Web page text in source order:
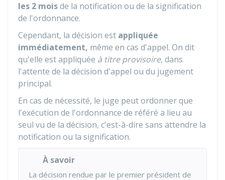
les 2 moisde la notification ou de la signification
de l'ordonnance.
Cependant, la décision est appliquée
immédiatement, même en cas d'appel. On dit
qu'elle est appliquée à titre provisoire, dans
l'attente de la décision d'appel ou du jugement
principal.
En cas de nécessité, le juge peut ordonner que
l'exécution de l'ordonnance de référé a lieu au
seul vu de la décision, c'est-à-dire sans attendre la
notification ou la signification.
À savoir
La décision rendue par le premier président de